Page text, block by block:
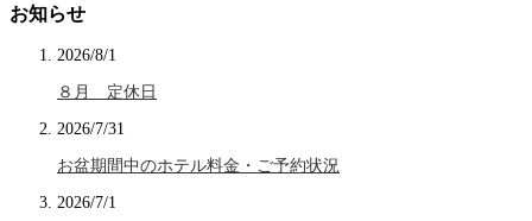
お知らせ
2026/8/1
８月 定休日
2026/7/31
お盆期間中のホテル料金・ご予約状況
2026/7/1